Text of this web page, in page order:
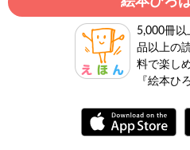
5,000冊
品以上の
料で楽し
『絵本ひ